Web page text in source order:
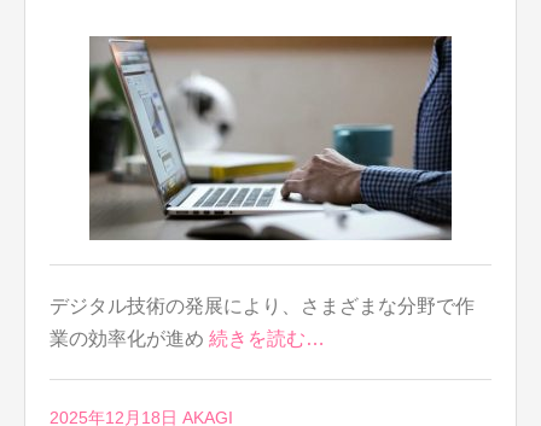
デジタル技術の発展により、さまざまな分野で作
業の効率化が進め 続きを読む…
2025年12月18日 AKAGI